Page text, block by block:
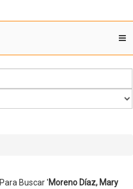
Para Buscar 'Moreno Díaz, Mary